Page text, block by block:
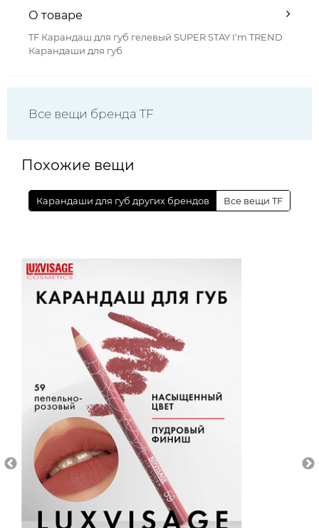
О товаре
TF Карандаш для губ гелевый SUPER STAY I'm TREND
Карандаши для губ
Все вещи бренда TF
Похожие вещи
Карандаши для губ других брендов Все вещи TF